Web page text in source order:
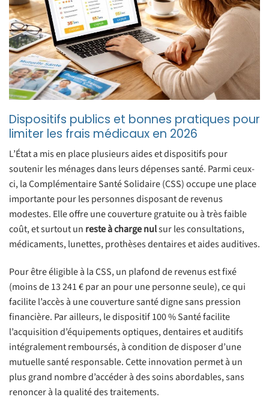
Dispositifs publics et bonnes pratiques pour
limiter les frais médicaux en 2026
L’État a mis en place plusieurs aides et dispositifs pour
soutenir les ménages dans leurs dépenses santé. Parmi ceux-
ci, la Complémentaire Santé Solidaire (CSS) occupe une place
importante pour les personnes disposant de revenus
modestes. Elle offre une couverture gratuite ou à très faible
coût, et surtout un reste à charge nulsur les consultations,
médicaments, lunettes, prothèses dentaires et aides auditives.
Pour être éligible à la CSS, un plafond de revenus est fixé
(moins de 13 241 € par an pour une personne seule), ce qui
facilite l’accès à une couverture santé digne sans pression
financière. Par ailleurs, le dispositif 100 % Santé facilite
l’acquisition d’équipements optiques, dentaires et auditifs
intégralement remboursés, à condition de disposer d’une
mutuelle santé responsable. Cette innovation permet à un
plus grand nombre d’accéder à des soins abordables, sans
renoncer à la qualité des traitements.